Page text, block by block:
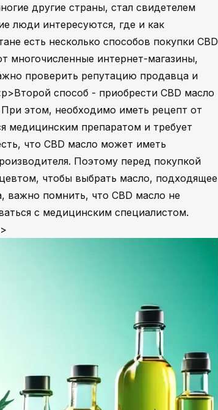
другие страны, стал свидетелем
люди интересуются, где и как
есть несколько способов покупки CBD
многочисленные интернет-магазины,
проверить репутацию продавца и
способ - приобрести CBD масло
этом, необходимо иметь рецепт от
медицинским препаратом и требует
что CBD масло может иметь
Поэтому перед покупкой
чтобы выбрать масло, подходящее
важно помнить, что CBD масло не
с медицинским специалистом.